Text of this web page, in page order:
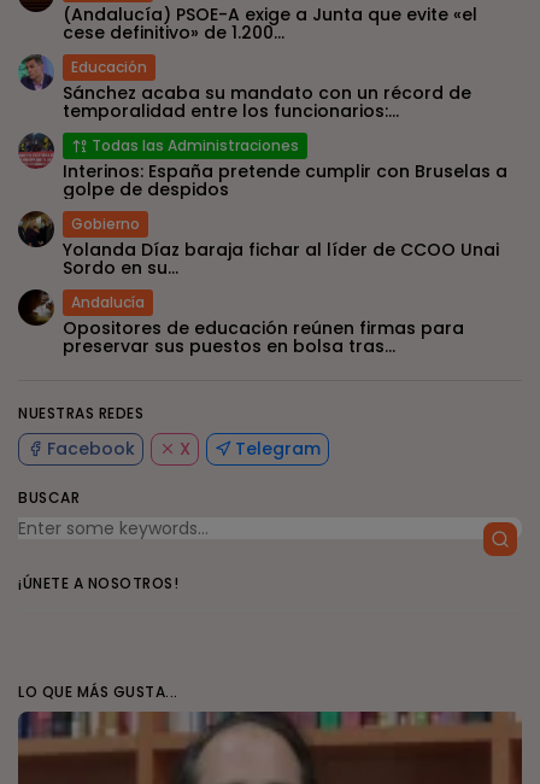
NUESTRAS REDES
Facebook X Telegram
BUSCAR
¡ÚNETE A NOSOTROS!
LO QUE MÁS GUSTA...
(Andalucía) PSOE-A exige a Junta que evite «el
cese definitivo» de 1.200...
Educación
Sánchez acaba su mandato con un récord de
temporalidad entre los funcionarios:...
Todas las Administraciones
Interinos: España pretende cumplir con Bruselas a
golpe de despidos
Gobierno
Yolanda Díaz baraja fichar al líder de CCOO Unai
Sordo en su...
Andalucía
Opositores de educación reúnen firmas para
preservar sus puestos en bolsa tras...